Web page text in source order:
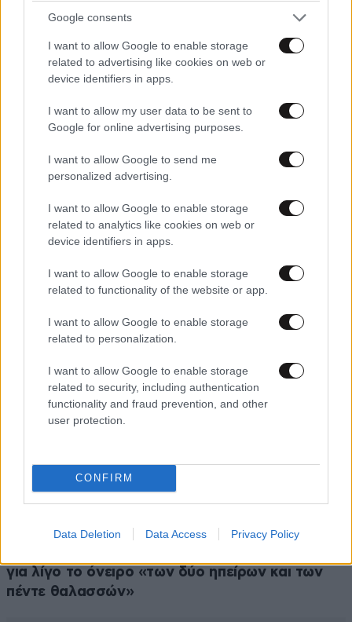
Google consents
I want to allow Google to enable storage
related to advertising like cookies on web or
device identifiers in apps.
I want to allow my user data to be sent to
Google for online advertising purposes.
I want to allow Google to send me
personalized advertising.
I want to allow Google to enable storage
related to analytics like cookies on web or
device identifiers in apps.
I want to allow Google to enable storage
related to functionality of the website or app.
I want to allow Google to enable storage
related to personalization.
I want to allow Google to enable storage
related to security, including authentication
functionality and fraud prevention, and other
user protection.
CONFIRM
Data Deletion Data Access Privacy Policy
ΣΤΕΛΕΧΗ 09·06·2026 19:04
Πρέπει να αναφερθεί η συνεισφορά του Αλέξανδρου
και μερικών διευθυντικών στελεχών που αποφάσισαν
Ιαπωνία .
TRENDING
10·08·2026 00:07
για λίγο το όνειρο «των δύο ηπείρων και των
πέντε θαλασσών»